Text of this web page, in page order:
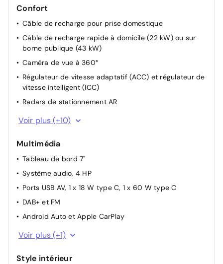
Confort
Câble de recharge pour prise domestique
Câble de recharge rapide à domicile (22 kW) ou sur
borne publique (43 kW)
Caméra de vue à 360°
Régulateur de vitesse adaptatif (ACC) et régulateur de
vitesse intelligent (ICC)
Radars de stationnement AR
Climatisation manuelle
directions
Keyless entry & keyless start
Auto Hold
Frein de stationnement électrique (EPB)
Rétroviseurs extérieurs, réglables électriquement,
Pare-brise AV, essuie-glaces à détection de pluie
Sièges AR rabattables divisés, 50:50
Voir plus (+10)
Multimédia
Tableau de bord 7"
Système audio, 4 HP
Ports USB AV, 1 x 18 W type C, 1 x 60 W type C
DAB+ et FM
Android Auto et Apple CarPlay
Écran tactile rotatif électrique 10,1"
Voir plus (+1)
Style intérieur